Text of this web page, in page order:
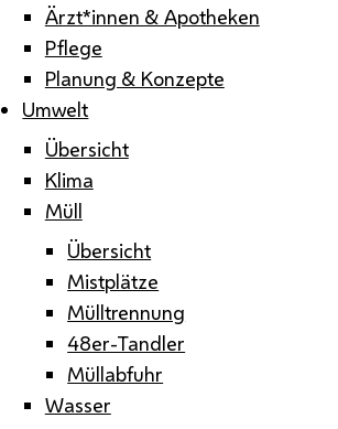
Ärzt*innen & Apotheken
Pflege
Planung & Konzepte
Umwelt
Übersicht
Klima
Müll
Übersicht
Mistplätze
Mülltrennung
48er-Tandler
Müllabfuhr
Wasser